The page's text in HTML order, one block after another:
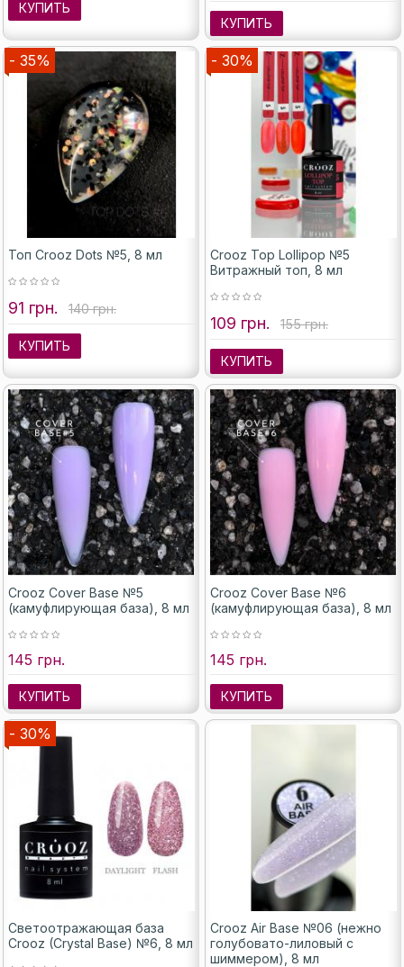
КУПИТЬ
КУПИТЬ
- 35%
Топ Crooz Dots №5, 8 мл
91 грн. 140 грн.
КУПИТЬ
- 30%
Crooz Top Lollipop №5
Витражный топ, 8 мл
109 грн. 155 грн.
КУПИТЬ
Crooz Cover Base №5
(камуфлирующая база), 8 мл
145 грн.
КУПИТЬ
Crooz Cover Base №6
(камуфлирующая база), 8 мл
145 грн.
КУПИТЬ
- 30%
Светоотражающая база
Crooz (Crystal Base) №6, 8 мл
Crooz Air Base №06 (нежно
голубовато-лиловый с
шиммером), 8 мл